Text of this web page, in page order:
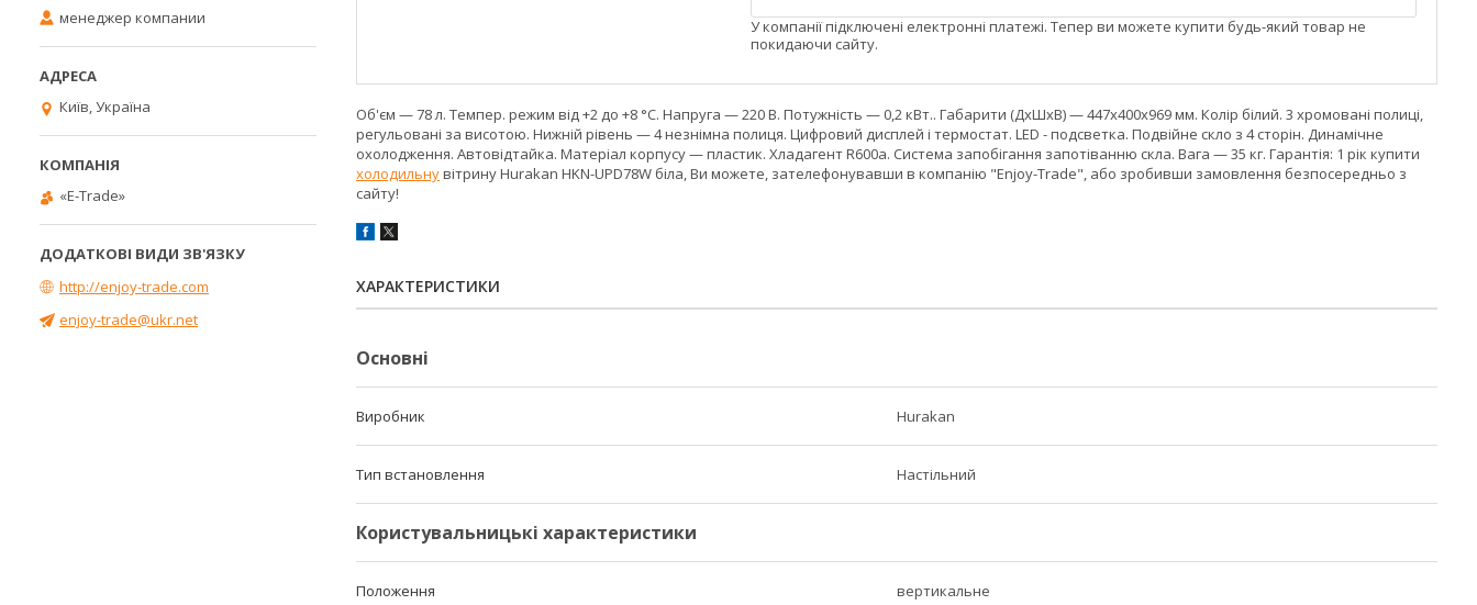
У компанії підключені електронні платежі. Тепер ви можете купити будь-який товар не
покидаючи сайту.
Об'єм — 78 л. Темпер. режим від +2 до +8 °C. Напруга — 220 В. Потужність — 0,2 кВт.. Габарити (ДхШхВ) — 447х400х969 мм. Колір білий. 3 хромовані полиці,
регульовані за висотою. Нижній рівень — 4 незнімна полиця. Цифровий дисплей і термостат. LED - подсветка. Подвійне скло з 4 сторін. Динамічне
охолодження. Автовідтайка. Матеріал корпусу — пластик. Хладагент R600a. Система запобігання запотіванню скла. Вага — 35 кг. Гарантія: 1 рік купити
холодильнувітрину Hurakan HKN-UPD78W біла, Ви можете, зателефонувавши в компанію "Enjoy-Trade", або зробивши замовлення безпосередньо з
сайту!
ХАРАКТЕРИСТИКИ
Основні
Виробник Hurakan
Тип встановлення Настільний
Користувальницькі характеристики
Положення вертикальне
менеджер компании
Київ, Україна
«E-Trade»
http://enjoy-trade.com
enjoy-trade@ukr.net